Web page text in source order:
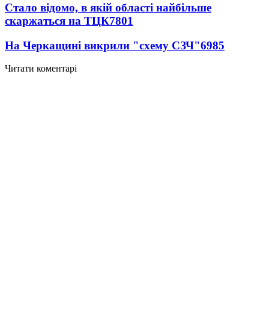
Стало відомо, в якій області найбільше
скаржаться на ТЦК7801
На Черкащині викрили "схему СЗЧ"6985
Читати коментарі